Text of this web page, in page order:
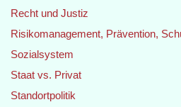
Recht und Justiz
Risikomanagement, Prävention,
Sozialsystem
Staat vs. Privat
Standortpolitik